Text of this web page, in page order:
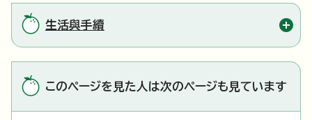
生活與手續
このページを見た人は次のページも見ています